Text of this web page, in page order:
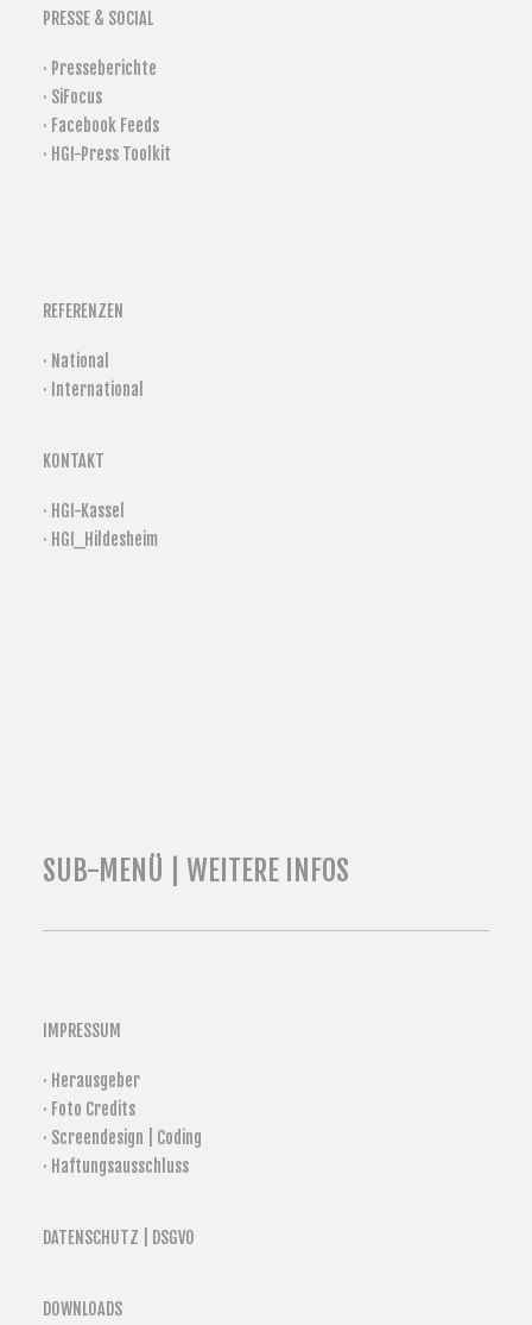
PRESSE & SOCIAL
· Presseberichte
· SiFocus
· Facebook Feeds
· HGI-Press Toolkit
REFERENZEN
· National
· International
KONTAKT
· HGI-Kassel
· HGI_Hildesheim
SUB-MENÜ | WEITERE INFOS
IMPRESSUM
· Herausgeber
· Foto Credits
· Screendesign | Coding
· Haftungsausschluss
DATENSCHUTZ | DSGVO
DOWNLOADS